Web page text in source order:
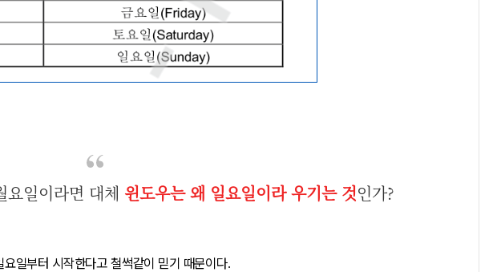
요일이라면 대체 윈도우는 왜 일요일이라 우기는 것인가?
요일부터 시작한다고 철썩같이 믿기 때문이다.